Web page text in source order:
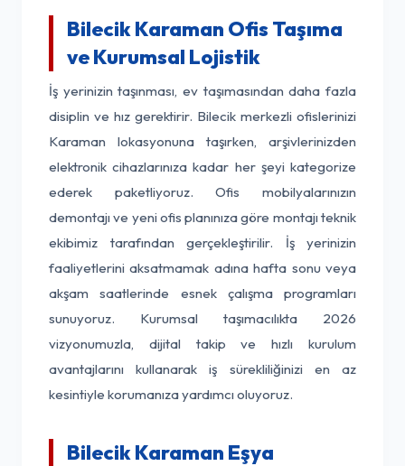
Bilecik Karaman Ofis Taşıma
ve Kurumsal Lojistik
İş yerinizin taşınması, ev taşımasından daha fazla
disiplin ve hız gerektirir. Bilecik merkezli ofislerinizi
Karaman lokasyonuna taşırken, arşivlerinizden
elektronik cihazlarınıza kadar her şeyi kategorize
ederek paketliyoruz. Ofis mobilyalarınızın
demontajı ve yeni ofis planınıza göre montajı teknik
ekibimiz tarafından gerçekleştirilir. İş yerinizin
faaliyetlerini aksatmamak adına hafta sonu veya
akşam saatlerinde esnek çalışma programları
sunuyoruz. Kurumsal taşımacılıkta 2026
vizyonumuzla, dijital takip ve hızlı kurulum
avantajlarını kullanarak iş sürekliliğinizi en az
kesintiyle korumanıza yardımcı oluyoruz.
Bilecik Karaman Eşya